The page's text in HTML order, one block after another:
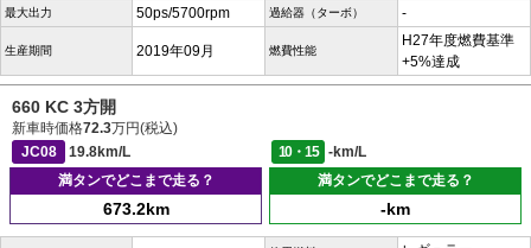
最大出力 50ps/5700rpm 過給器（ターボ） -
生産期間 2019年09月 燃費性能
H27年度燃費基準
+5%達成
660 KC 3方開
新車時価格72.3万円(税込)
JC08
19.8km/L 10・15
-km/L
満タンでどこまで走る？
673.2km
満タンでどこまで走る？
-km